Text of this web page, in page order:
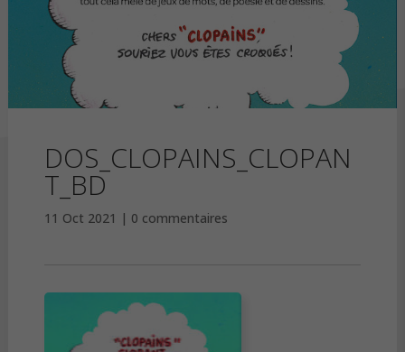
DOS_CLOPAINS_CLOPAN
T_BD
11 Oct 2021 0 commentaires